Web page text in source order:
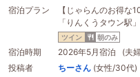
ありがとうございました。
宿泊プラン
【じゃらんのお得な
「りんくうタウン駅
ツイン 朝のみ
宿泊時期
2026年5月宿泊 (夫
投稿者
ちーさん (女性/30代)